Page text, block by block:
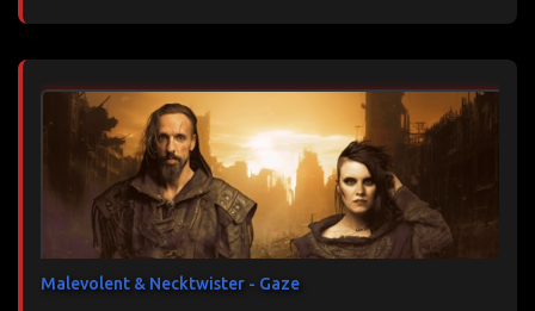
Malevolent & Necktwister - Gaze